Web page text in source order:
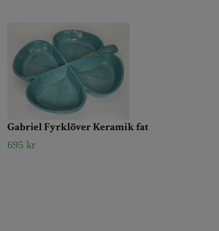
Gabriel Fyrklöver Keramik fat
695 kr